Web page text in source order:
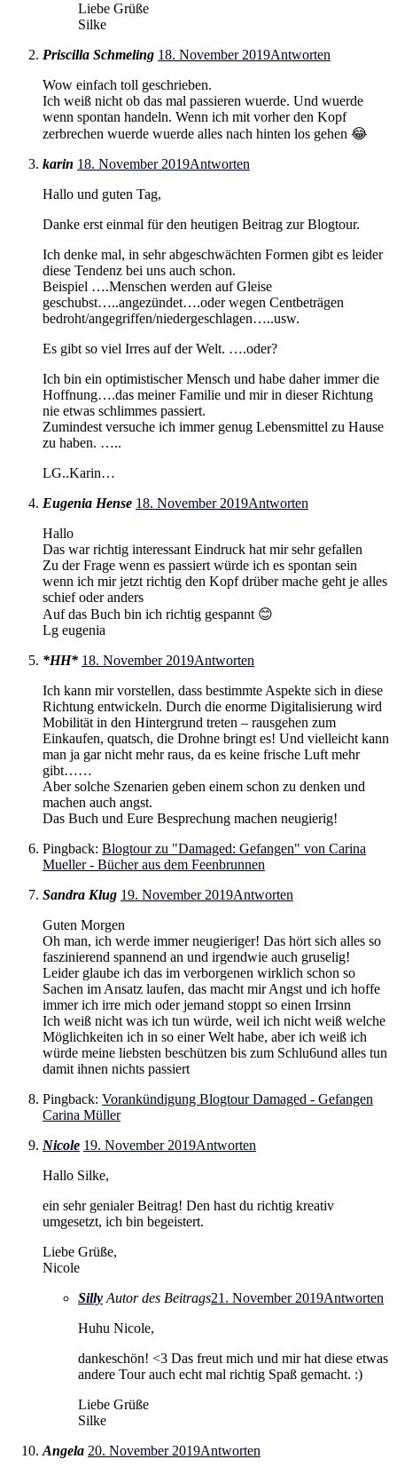
Liebe Grüße
Silke
Priscilla Schmeling 18. November 2019Antworten
Wow einfach toll geschrieben.
Ich weiß nicht ob das mal passieren wuerde. Und wuerde
wenn spontan handeln. Wenn ich mit vorher den Kopf
zerbrechen wuerde wuerde alles nach hinten los gehen 😂
karin 18. November 2019Antworten
Hallo und guten Tag,
Danke erst einmal für den heutigen Beitrag zur Blogtour.
Ich denke mal, in sehr abgeschwächten Formen gibt es leider
diese Tendenz bei uns auch schon.
Beispiel ….Menschen werden auf Gleise
geschubst…..angezündet….oder wegen Centbeträgen
bedroht/angegriffen/niedergeschlagen…..usw.
Es gibt so viel Irres auf der Welt. ….oder?
Ich bin ein optimistischer Mensch und habe daher immer die
Hoffnung….das meiner Familie und mir in dieser Richtung
nie etwas schlimmes passiert.
Zumindest versuche ich immer genug Lebensmittel zu Hause
zu haben. …..
LG..Karin…
Eugenia Hense 18. November 2019Antworten
Hallo
Das war richtig interessant Eindruck hat mir sehr gefallen
Zu der Frage wenn es passiert würde ich es spontan sein
wenn ich mir jetzt richtig den Kopf drüber mache geht je alles
schief oder anders
Auf das Buch bin ich richtig gespannt 😊
Lg eugenia
*HH* 18. November 2019Antworten
Ich kann mir vorstellen, dass bestimmte Aspekte sich in diese
Richtung entwickeln. Durch die enorme Digitalisierung wird
Mobilität in den Hintergrund treten – rausgehen zum
Einkaufen, quatsch, die Drohne bringt es! Und vielleicht kann
man ja gar nicht mehr raus, da es keine frische Luft mehr
gibt……
Aber solche Szenarien geben einem schon zu denken und
machen auch angst.
Das Buch und Eure Besprechung machen neugierig!
Pingback: Blogtour zu "Damaged: Gefangen" von Carina
Mueller - Bücher aus dem Feenbrunnen
Sandra Klug 19. November 2019Antworten
Guten Morgen
Oh man, ich werde immer neugieriger! Das hört sich alles so
faszinierend spannend an und irgendwie auch gruselig!
Leider glaube ich das im verborgenen wirklich schon so
Sachen im Ansatz laufen, das macht mir Angst und ich hoffe
immer ich irre mich oder jemand stoppt so einen Irrsinn
Ich weiß nicht was ich tun würde, weil ich nicht weiß welche
Möglichkeiten ich in so einer Welt habe, aber ich weiß ich
würde meine liebsten beschützen bis zum Schlu6und alles tun
damit ihnen nichts passiert
Pingback: Vorankündigung Blogtour Damaged - Gefangen
Carina Müller
Nicole 19. November 2019Antworten
Hallo Silke,
ein sehr genialer Beitrag! Den hast du richtig kreativ
umgesetzt, ich bin begeistert.
Liebe Grüße,
Nicole
Silly Autor des Beitrags21. November 2019Antworten
Huhu Nicole,
dankeschön! <3 Das freut mich und mir hat diese etwas
andere Tour auch echt mal richtig Spaß gemacht. :)
Liebe Grüße
Silke
Angela 20. November 2019Antworten